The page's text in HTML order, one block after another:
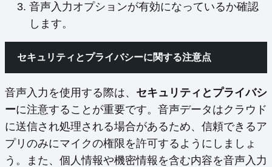
音声入力オプションが有効になっているか確認
します。
セキュリティとプライバシーに関する注意点
音声入力を使用する際は、 セキュリティとプライバシ
ーに注意することが重要です。音声データはクラウド
に送信され処理される場合があるため、信頼できるア
プリのみにマイクの権限を許可するようにしましょ
う。また、個人情報や機密情報を含む内容を音声入力